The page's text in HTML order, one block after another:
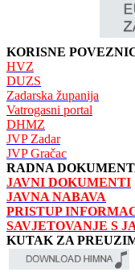
KORISNE
HVZ
DUZS
Zadarska županija
Vatrogasni portal
DHMZ
JVP Zadar
JVP Gračac
RADNA
JAVNI DOKUMENTI
JAVNA NABAVA
PRISTUP
SAVJETOVANJE S
KUTAK ZA